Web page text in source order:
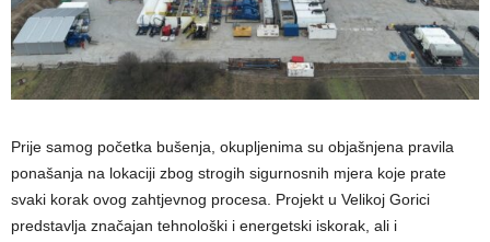
Prije samog početka bušenja, okupljenima su objašnjena pravila
ponašanja na lokaciji zbog strogih sigurnosnih mjera koje prate
svaki korak ovog zahtjevnog procesa. Projekt u Velikoj Gorici
predstavlja značajan tehnološki i energetski iskorak, ali i